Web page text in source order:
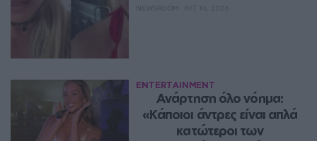
ENTERTAINMENT
Ανάρτηση όλο νόημα:
«Κάποιοι άντρες είναι απλά
κατώτεροι των